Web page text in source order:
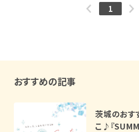
1
おすすめの記事
茨城のおす
こ♪『